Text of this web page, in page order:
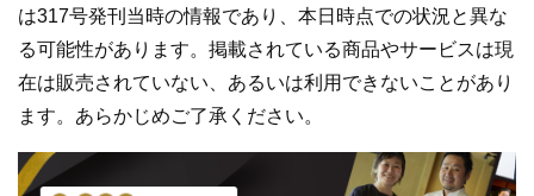
は317号発刊当時の情報であり、本日時点での状況と異な
る可能性があります。掲載されている商品やサービスは現
在は販売されていない、あるいは利用できないことがあり
ます。あらかじめご了承ください。